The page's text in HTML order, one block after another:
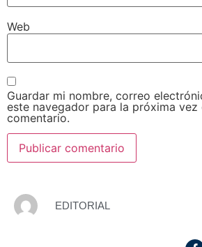
Web
Guardar mi nombre, correo
este navegador para la próxima vez
comentario.
EDITORIAL